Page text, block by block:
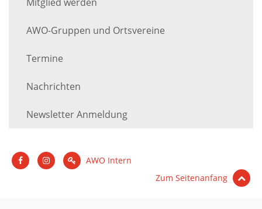
AWO-Gruppen und Ortsvereine
Termine
Nachrichten
Newsletter Anmeldung
AWO Intern
Zum Seitenanfang